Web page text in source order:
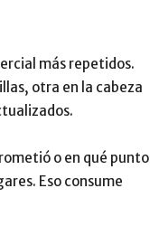
más repetidos.
otra en la cabeza
o en qué punto
Eso consume